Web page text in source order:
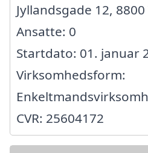
Jyllandsgade 12,
Ansatte: 0
Startdato: 01. januar
Virksomhedsform:
CVR: 25604172